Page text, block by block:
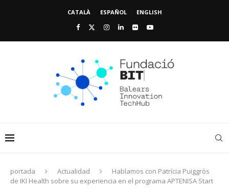
CATALÀ ESPAÑOL ENGLISH
portada Actualidad
Hablamos con Patrícia Puiggròs
de IKI Health sobre su experiencia en el programa APTENISA Start